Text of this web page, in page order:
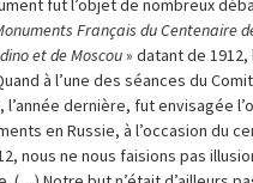
Français du Centenaire
et de Moscou» datant de 1912,
à l’une des séances du
, l’année dernière, fut envisagée
en Russie, à l’occasion du
nous ne nous faisions pas